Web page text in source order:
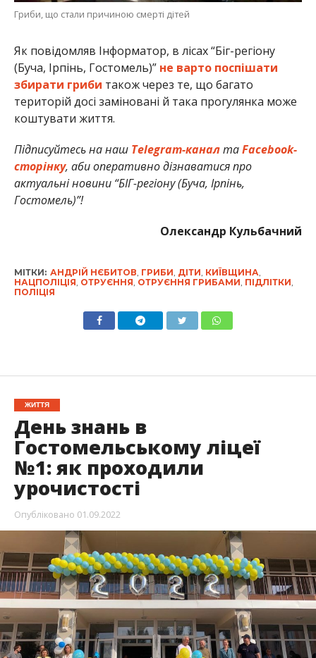
Гриби, що стали причиною смерті дітей
Як повідомляв Інформатор, в лісах “Біг-регіону
(Буча, Ірпінь, Гостомель)” не варто поспішати
збирати гриби також через те, що багато
територій досі заміновані й така прогулянка може
коштувати життя.
Підписуйтесь на наш Telegram-каналтаFacebook-
сторінку, аби оперативно дізнаватися про
актуальні новини “БІГ-регіону (Буча, Ірпінь,
Гостомель)”!
Олександр Кульбачний
МІТКИ: АНДРІЙ НЄБИТОВ, ГРИБИ, ДІТИ, КИЇВЩИНА,
НАЦПОЛІЦІЯ, ОТРУЄННЯ, ОТРУЄННЯ ГРИБАМИ, ПІДЛІТКИ,
ПОЛІЦІЯ
ЖИТТЯ
День знань в
Гостомельському ліцеї
№1: як проходили
урочистості
Опубліковано 01.09.2022